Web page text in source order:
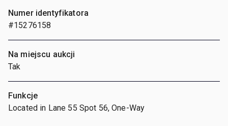
Numer identyfikatora
#15276158
Na miejscu aukcji
Tak
Funkcje
Located in Lane 55 Spot 56, One-Way